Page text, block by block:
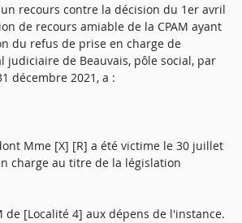
recours contre la décision du 1er avril
de recours amiable de la CPAM ayant
du refus de prise en charge de
judiciaire de Beauvais, pôle social, par
décembre 2021, a :
Mme [X] [R] a été victime le 30 juillet
charge au titre de la législation
de [Localité 4] aux dépens de l'instance.